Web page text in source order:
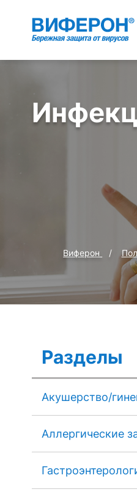
Виферон
Разделы
Акушерство/
Аллергические